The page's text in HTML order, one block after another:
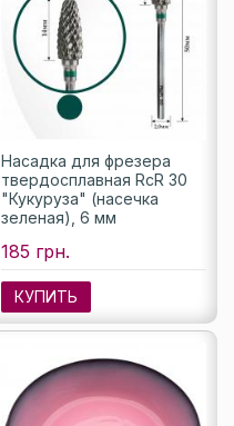
Насадка для фрезера
твердосплавная RcR 30
"Кукуруза" (насечка
зеленая), 6 мм
185 грн.
КУПИТЬ